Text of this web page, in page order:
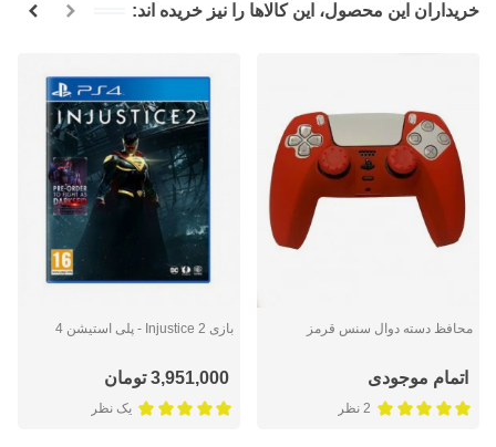
خریداران این محصول، این کالاها را نیز خریده اند:
محافظ دسته دوال سنس قرمز
اتمام موجودی
2 نظر
بازی Injustice 2 - پلی استیشن 4
3,951,000 تومان
یک نظر